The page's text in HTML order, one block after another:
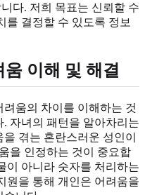
다. 저희 목표는 신뢰할 수
를 결정할 수 있도록 정보
이해 및 해결
움의 차이를 이해하는 것
자녀의 패턴을 알아차리는
겪는 혼란스러운 성인이
을 인정하는 것이 중요합
이 아니라 숫자를 처리하는
원을 통해 개인은 어려움을